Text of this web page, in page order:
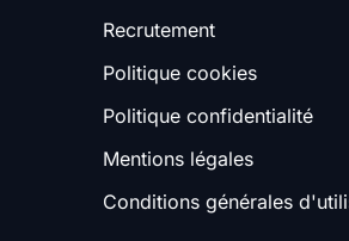
Recrutement
Politique cookies
Politique confidentialité
Mentions légales
Conditions générales